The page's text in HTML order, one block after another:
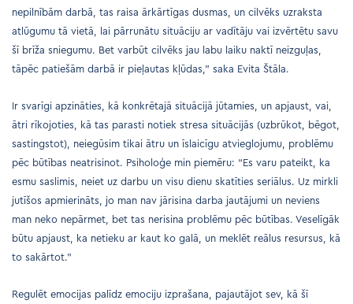
nepilnībām darbā, tas raisa ārkārtīgas dusmas, un cilvēks uzraksta
atlūgumu tā vietā, lai pārrunātu situāciju ar vadītāju vai izvērtētu savu
šī brīža sniegumu. Bet varbūt cilvēks jau labu laiku naktī neizguļas,
tāpēc patiešām darbā ir pieļautas kļūdas,” saka Evita Štāla.
Ir svarīgi apzināties, kā konkrētajā situācijā jūtamies, un apjaust, vai,
ātri rīkojoties, kā tas parasti notiek stresa situācijās (uzbrūkot, bēgot,
sastingstot), neiegūsim tikai ātru un īslaicīgu atvieglojumu, problēmu
pēc būtības neatrisinot. Psiholoģe min piemēru: “Es varu pateikt, ka
esmu saslimis, neiet uz darbu un visu dienu skatīties seriālus. Uz mirkli
jutīšos apmierināts, jo man nav jārisina darba jautājumi un neviens
man neko nepārmet, bet tas nerisina problēmu pēc būtības. Veselīgāk
būtu apjaust, ka netieku ar kaut ko galā, un meklēt reālus resursus, kā
to sakārtot.”
Regulēt emocijas palīdz emociju izprašana, pajautājot sev, kā šī